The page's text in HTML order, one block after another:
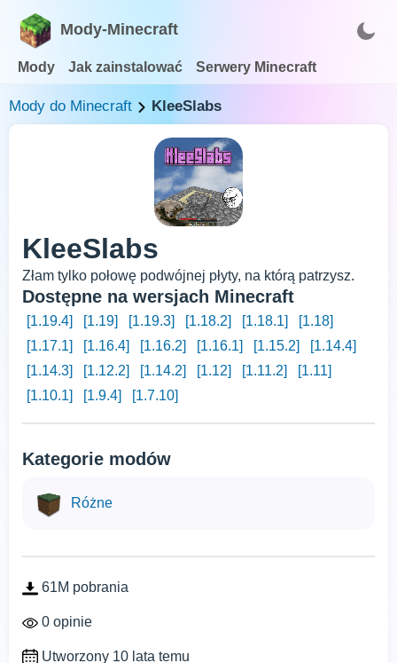
Mody-Minecraft
Mody Jak zainstalować Serwery Minecraft
Mody do Minecraft KleeSlabs
KleeSlabs
Złam tylko połowę podwójnej płyty, na którą patrzysz.
Dostępne na wersjach Minecraft
[1.19.4] [1.19] [1.19.3] [1.18.2] [1.18.1]
[1.18]
[1.17.1]
[1.16.4] [1.16.2] [1.16.1] [1.15.2]
[1.14.4]
[1.14.3]
[1.12.2] [1.14.2] [1.12] [1.11.2]
[1.11]
[1.10.1]
[1.9.4] [1.7.10]
Kategorie modów
Różne
61M pobrania
0 opinie
Utworzony 10 lata temu